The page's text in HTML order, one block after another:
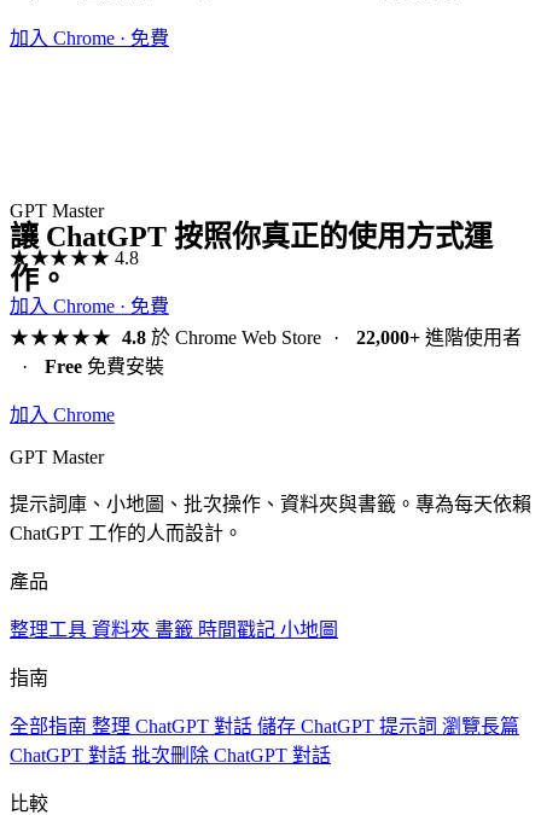
加入 Chrome · 免費
GPT Master
★★★★★ 4.8
加入 Chrome · 免費
讓 ChatGPT 按照你真正的使用方式運
作。
★★★★★ 4.8於 Chrome Web Store · 22,000+進階使用者
·
Free 免費安裝
加入 Chrome
GPT Master
提示詞庫、小地圖、批次操作、資料夾與書籤。專為每天依賴
ChatGPT 工作的人而設計。
產品
整理工具 資料夾 書籤 時間戳記 小地圖
指南
全部指南 整理 ChatGPT 對話 儲存 ChatGPT 提示詞 瀏覽長篇
ChatGPT 對話 批次刪除 ChatGPT 對話
比較